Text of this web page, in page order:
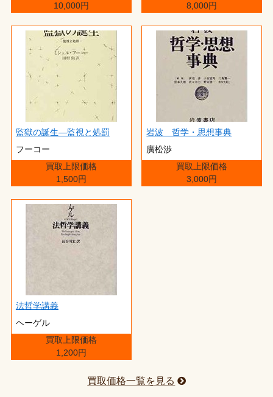
10,000円
8,000円
監獄の誕生―監視と処罰
フーコー
買取上限価格
1,500円
岩波 哲学・思想事典
廣松渉
買取上限価格
3,000円
法哲学講義
ヘーゲル
買取上限価格
1,200円
買取価格一覧を見る